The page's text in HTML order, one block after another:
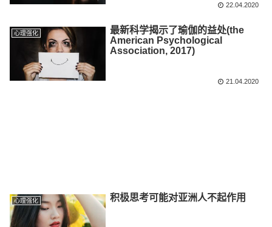
22.04.2020
心理强化
最新科学揭示了瑜伽的益处(the
American Psychological
Association, 2017)
21.04.2020
心理强化 积极思考可能对亚洲人不起作用